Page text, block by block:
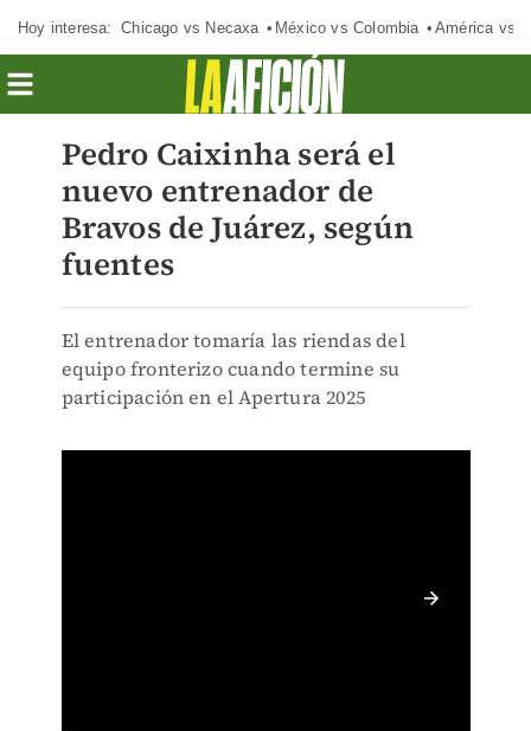
Hoy interesa: Chicago vs Necaxa México vs Colombia América vs
Pedro Caixinha será el
nuevo entrenador de
Bravos de Juárez, según
fuentes
El entrenador tomaría las riendas del
equipo fronterizo cuando termine su
participación en el Apertura 2025